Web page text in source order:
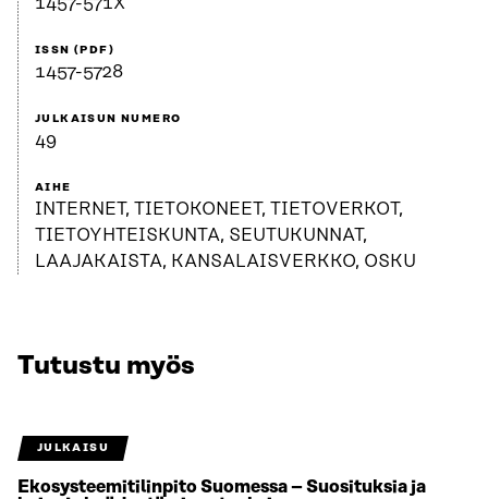
ISSN (PDF)
1457-5728
JULKAISUN NUMERO
49
AIHE
INTERNET, TIETOKONEET, TIETOVERKOT,
TIETOYHTEISKUNTA, SEUTUKUNNAT,
LAAJAKAISTA, KANSALAISVERKKO, OSKU
Tutustu myös
JULKAISU
Ekosysteemitilinpito Suomessa – Suosituksia ja